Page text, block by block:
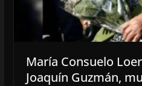
María Consuelo
Joaquín Guzmán,